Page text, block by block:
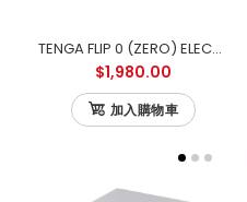
TENGA FLIP 0 (ZERO) ELECTRONIC VIBROTATION 電動迴旋震動版
$1,980.00
加入購物車